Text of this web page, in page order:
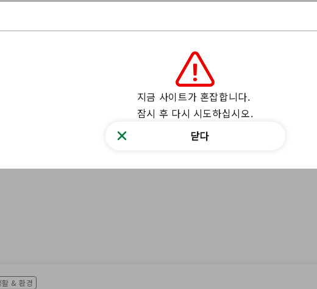
문의 양식
〒963-7732 후쿠시마현 타무라현 미하루쵸 오아자 카미마이키 무카이다 17
뉴스 찾기
활 & 환경
지금 사이트가 혼잡합니다.
잠시 후 다시 시도하십시오.
닫다